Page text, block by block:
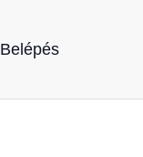
Belépés